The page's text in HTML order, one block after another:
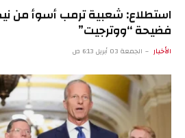
استطلاع: شعبية ترمب أسوأ من
فضيحة “ووترجيت”
الأخبار الجمعة 03 أبريل 6:13 ص